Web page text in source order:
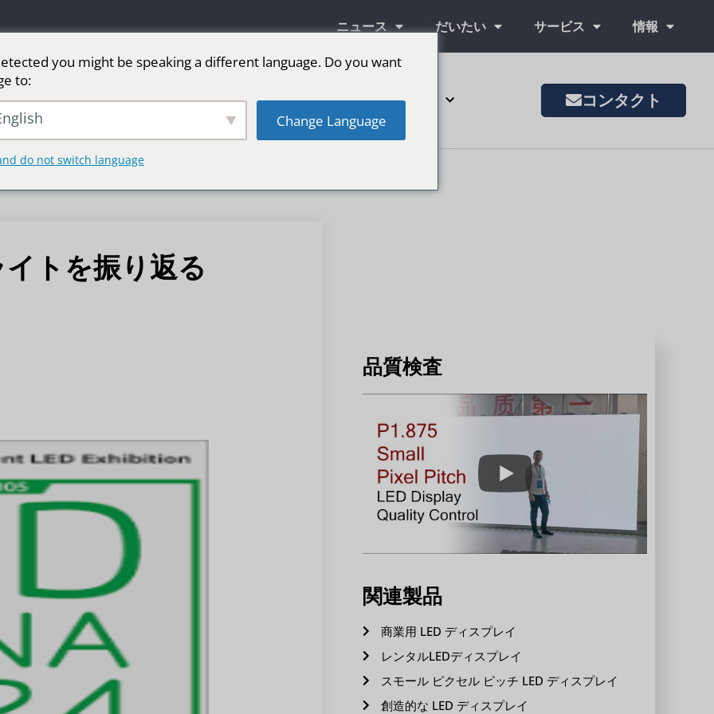
ニュース だいたい サービス 情報
ン ステージ用LEDスクリーン スポーツ その他の市場 コンタクト
トを振り返る
品質検査
関連製品
商業用 LED ディスプレイ
レンタルLEDディスプレイ
スモール ピクセル ピッチ LED ディスプレイ
創造的な LED ディスプレイ
you might be speaking a different language. Do you want
to:
Change Language
do not switch language